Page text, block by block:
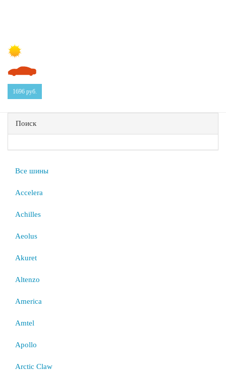
1696 руб.
Поиск
Все шины
Accelera
Achilles
Aeolus
Akuret
Altenzo
America
Amtel
Apollo
Arctic Claw